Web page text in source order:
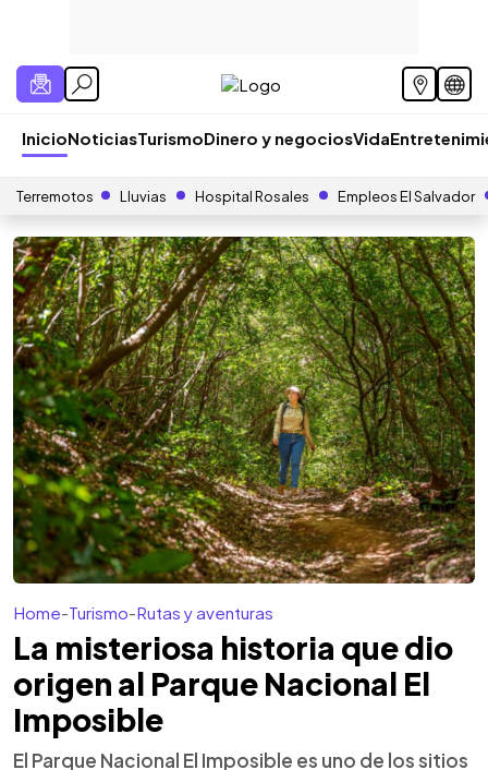
InicioNoticiasTurismoDinero y negociosVida
Terremotos Lluvias Hospital Rosales Empleos El Salvador
Home-Turismo-Rutas y aventuras
La misteriosa historia que dio
origen al Parque Nacional El
Imposible
El Parque Nacional El Imposible es uno de los sitios